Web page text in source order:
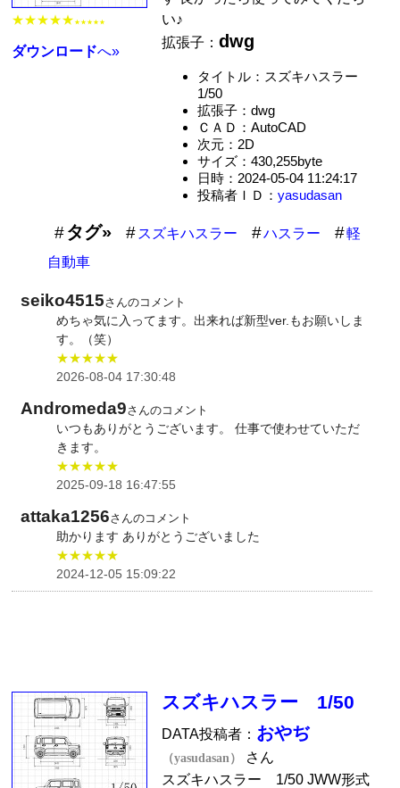
★★★★★ ★★★★★
ダウンロードへ»
い♪
拡張子：dwg
タイトル：スズキハスラー
1/50
拡張子：dwg
ＣＡＤ：AutoCAD
次元：2D
サイズ：430,255byte
日時：2024-05-04 11:24:17
投稿者ＩＤ： yasudasan
タグ» スズキハスラー ハスラー
軽
自動車
seiko4515さんのコメント
めちゃ気に入ってます。出来れば新型ver.もお願いしま
す。（笑）
★★★★★
2026-08-04 17:30:48
Andromeda9さんのコメント
いつもありがとうございます。 仕事で使わせていただ
きます。
★★★★★
2025-09-18 16:47:55
attaka1256さんのコメント
助かります ありがとうございました
★★★★★
2024-12-05 15:09:22
スズキハスラー 1/50
DATA投稿者： おやぢ
（yasudasan）
さん
スズキハスラー 1/50 JWW形式